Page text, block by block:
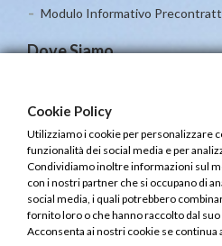
Modulo Informativo
Dove Siamo
Cookie Policy
Utilizziamo i cookie per personalizzare
funzionalità dei social media e per
Condividiamo inoltre informazioni sul
con i nostri partner che si occupano di
social media, i quali potrebbero
fornito loro o che hanno raccolto dal
Acconsenta ai nostri cookie se continua